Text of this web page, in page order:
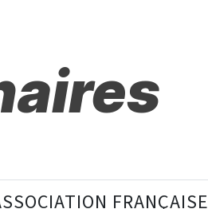
FRANÇAISE